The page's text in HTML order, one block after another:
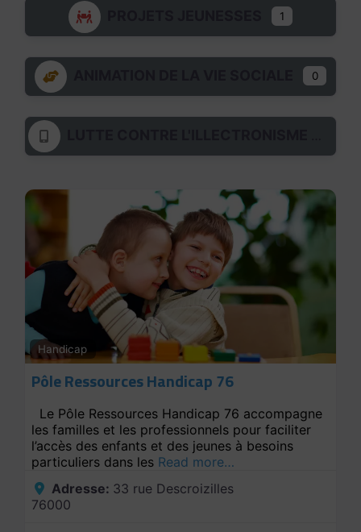
1
0
Handicap
Pôle Ressources Handicap 76
Le Pôle Ressources Handicap 76 accompagne
les familles et les professionnels pour faciliter
l’accès des enfants et des jeunes à besoins
particuliers dans les Read more…
Adresse: 33 rue Descroizilles
76000